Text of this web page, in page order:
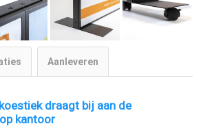
Aanleveren
draagt bij aan de
kantoor